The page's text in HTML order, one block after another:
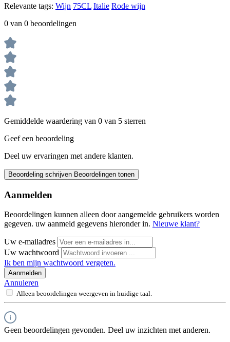
Relevante tags: Wijn 75CL Italie Rode wijn
0 van 0 beoordelingen
Gemiddelde waardering van 0 van 5 sterren
Geef een beoordeling
Deel uw ervaringen met andere klanten.
Beoordeling schrijven Beoordelingen tonen
Aanmelden
Beoordelingen kunnen alleen door aangemelde gebruikers worden
gegeven. uw aanmeld gegevens hieronder in. Nieuwe klant?
Uw e-mailadres
Uw wachtwoord
Ik ben mijn wachtwoord vergeten.
Aanmelden
Annuleren
Alleen beoordelingen weergeven in huidige taal.
Geen beoordelingen gevonden. Deel uw inzichten met anderen.